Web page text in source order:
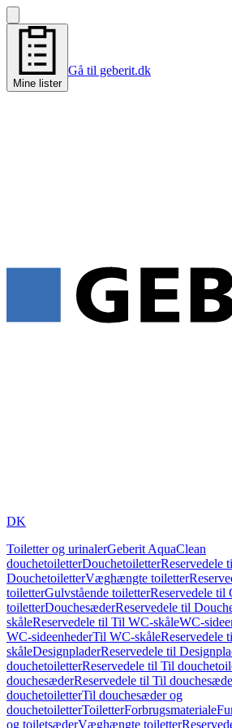
Mine lister
Gå til geberit.dk
DK
Toiletter og urinalerGeberit AquaClean
douchetoiletterDouchetoiletterReservedele
DouchetoiletterVæghængte toiletter
toiletterGulvstående toiletterReservedele til
toiletterDouchesæderReservedele til
skåleReservedele til Til WC-skåleWC-
WC-sideenhederTil WC-skåleReservedele
skåleDesignpladerReservedele til
douchetoiletterReservedele til Til
douchesæderReservedele til Til
douchetoiletterTil douchesæder og
douchetoiletterToiletterForbrugsmateriale
og toiletsæderVæghængte toiletter